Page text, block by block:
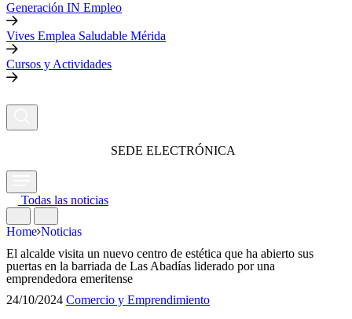
Generación IN Empleo
Vives Emplea Saludable Mérida
Cursos y Actividades
SEDE ELECTRÓNICA
Todas las noticias
Home Noticias
El alcalde visita un nuevo centro de estética que ha abierto sus
puertas en la barriada de Las Abadías liderado por una
emprendedora emeritense
24/10/2024 Comercio y Emprendimiento